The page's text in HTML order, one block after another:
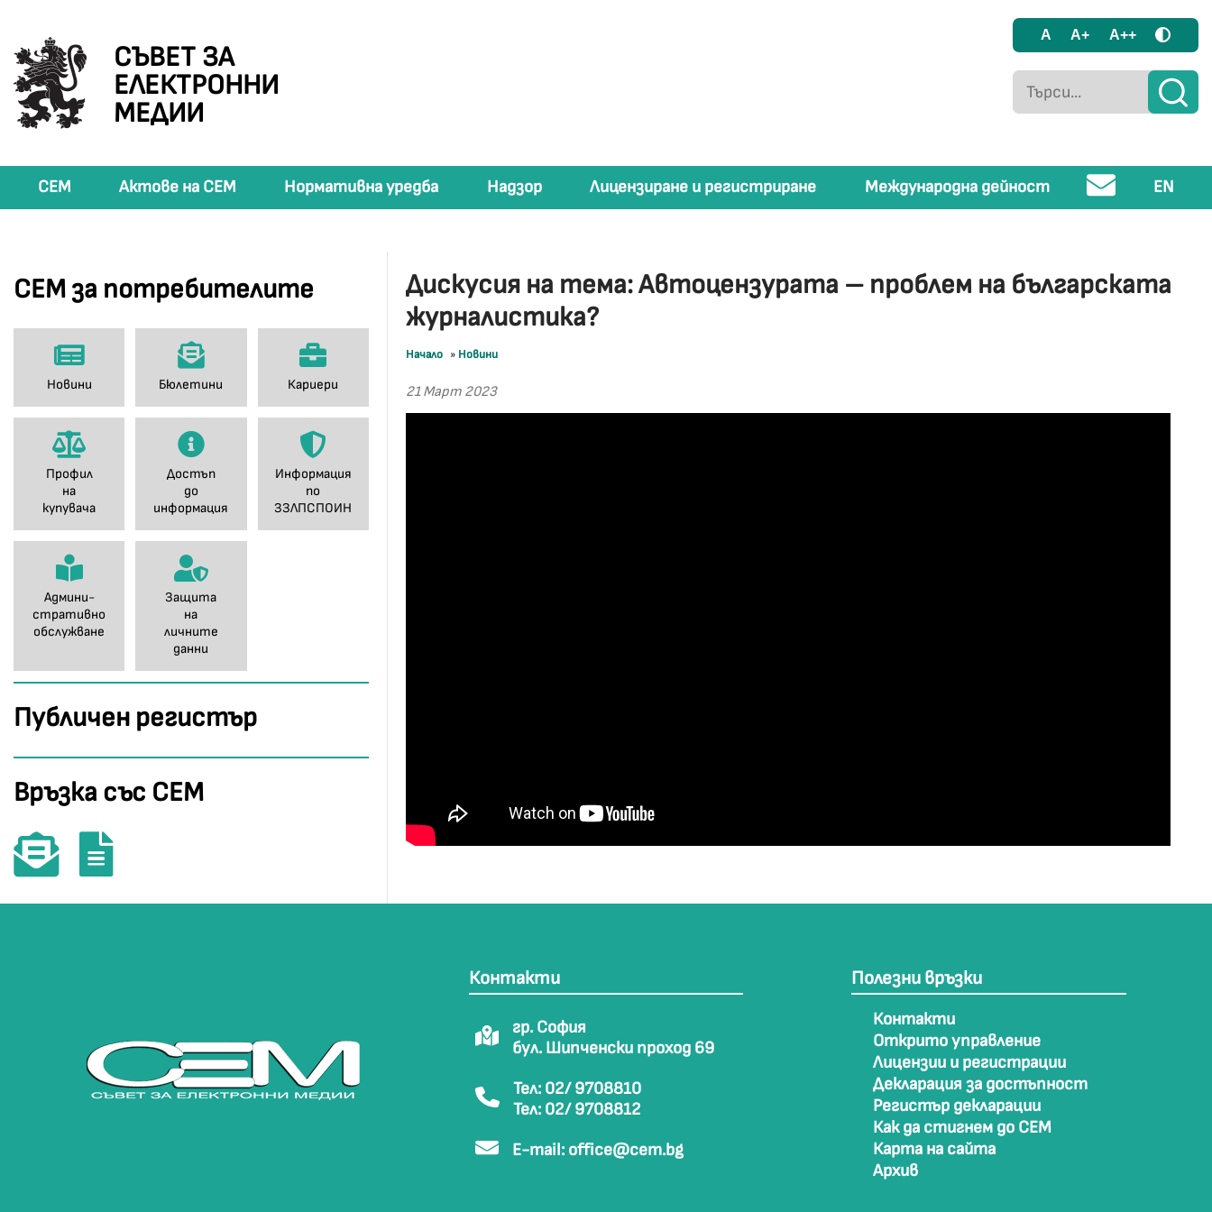
СЪВЕТ ЗА
ЕЛЕКТРОННИ
МЕДИИ
A A+ A++
СЕМ Актове на СЕМ Нормативна уредба Надзор Лицензиране и регистриране Международна дейност EN
СЕМ за потребителите
Новини Бюлетини Кариери
Профил
на
купувача
Достъп
до
информация
Информация
по
ЗЗЛПСПОИН
Админи-
стративно
обслужване
Защита
на
личните
данни
Публичен регистър
Връзка със СЕМ
Дискусия на тема: Автоцензурата – проблем на българската
журналистика?
Начало » Новини
21 Март 2023
Контакти
гр. София
бул. Шипченски проход 69
Тел: 02/ 9708810
Тел: 02/ 9708812
E-mail: office@cem.bg
Полезни връзки
Контакти
Открито управление
Лицензии и регистрации
Декларация за достъпност
Регистър декларации
Как да стигнем до СЕМ
Карта на сайта
Архив